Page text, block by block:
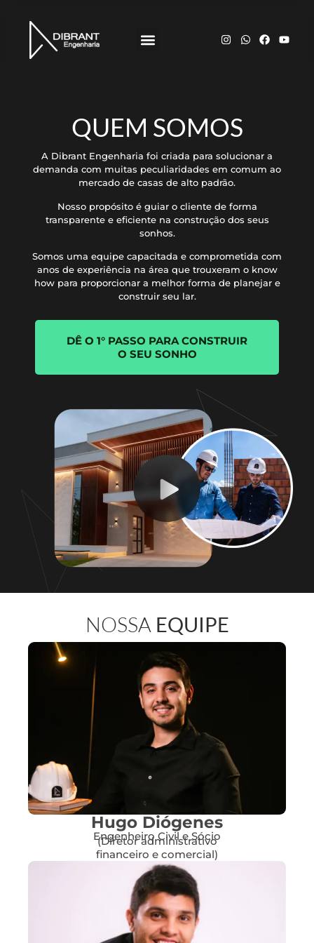
QUEM SOMOS
A Dibrant Engenharia foi criada para solucionar a
demanda com muitas peculiaridades em comum ao
mercado de casas de alto padrão.
Nosso propósito é guiar o cliente de forma
transparente e eficiente na construção dos seus
sonhos.
Somos uma equipe capacitada e comprometida com
anos de experiência na área que trouxeram o know
how para proporcionar a melhor forma de planejar e
construir seu lar.
DÊ O 1° PASSO PARA CONSTRUIR
O SEU SONHO
NOSSA EQUIPE
Hugo Diógenes
Engenheiro Civil e Sócio
(Diretor administrativo
financeiro e comercial)